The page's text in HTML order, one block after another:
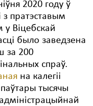
2020 году ў
з пратэставым
у Віцебскай
было заведзена
за 200
спраў.
на калегіі
тысячы